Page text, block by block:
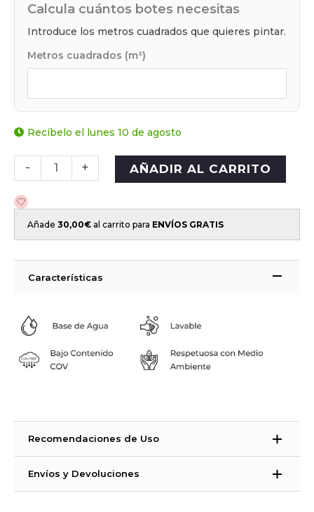
Calcula cuántos botes necesitas
Introduce los metros cuadrados que quieres pintar.
Metros cuadrados (m²)
Recíbelo el lunes 10 de agosto
- + AÑADIR AL CARRITO
Añade 30,00€ al carrito para ENVÍOS GRATIS
Características
Recomendaciones de Uso
La Strong azulejos es una pintura bicomponente. ¿Qué significa
Envíos y Devoluciones